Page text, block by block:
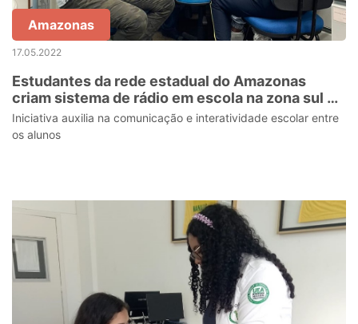
Amazonas
17.05.2022
Estudantes da rede estadual do Amazonas
criam sistema de rádio em escola na zona sul de
Manaus
Iniciativa auxilia na comunicação e interatividade escolar entre
os alunos